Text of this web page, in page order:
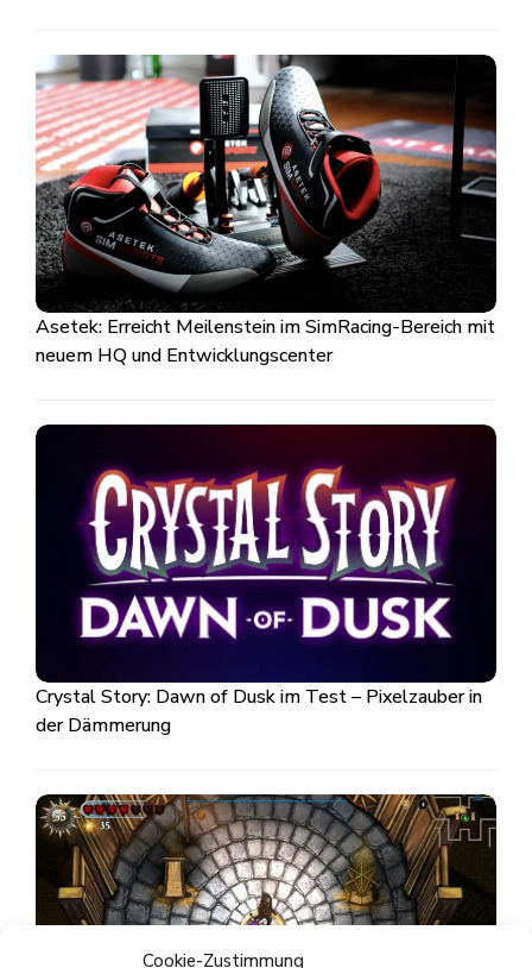
Cookie-Zustimmung
Asetek: Erreicht Meilenstein im SimRacing-Bereich mit
neuem HQ und Entwicklungscenter
Crystal Story: Dawn of Dusk im Test – Pixelzauber in
der Dämmerung